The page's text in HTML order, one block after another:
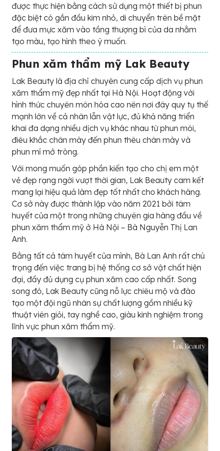
được thực hiện bằng cách sử dụng một thiết bị phun
đặc biệt có gắn đầu kim nhỏ, di chuyển trên bề mặt
để đưa mực xăm vào tầng thượng bì của da nhằm
tạo màu, tạo hình theo ý muốn.
Phun xăm thẩm mỹ Lak Beauty
Lak Beauty là địa chỉ chuyên cung cấp dịch vụ phun
xăm thẩm mỹ đẹp nhất tại Hà Nội. Hoạt động với
hình thức chuyên môn hóa cao nên nơi đây quy tụ thế
mạnh lớn về cả nhân lẫn vật lực, đủ khả năng triển
khai đa dạng nhiều dịch vụ khác nhau từ phun môi,
điêu khắc chân mày đến phun thêu chân mày và
phun mí mở tròng.
Với mong muốn góp phần kiến tạo cho chị em một
vẻ đẹp rạng ngời vượt thời gian, Lak Beauty cam kết
mang lại hiệu quả làm đẹp tốt nhất cho khách hàng.
Cơ sở này được thành lập vào năm 2021 bởi tâm
huyết của một trong những chuyên gia hàng đầu về
phun xăm thẩm mỹ ở Hà Nội – Bà Nguyễn Thị Lan
Anh.
Bằng tất cả tâm huyết của mình, Bà Lan Anh rất chú
trọng đến việc trang bị hệ thống cơ sở vật chất hiện
đại, đầy đủ dụng cụ phun xăm cao cấp nhất. Song
song đó, Lak Beauty cũng nỗ lực chiêu mộ và đào
tạo một đội ngũ nhân sự chất lượng gồm nhiều kỹ
thuật viên giỏi, tay nghề cao, giàu kinh nghiệm trong
lĩnh vực phun xăm thẩm mỹ.